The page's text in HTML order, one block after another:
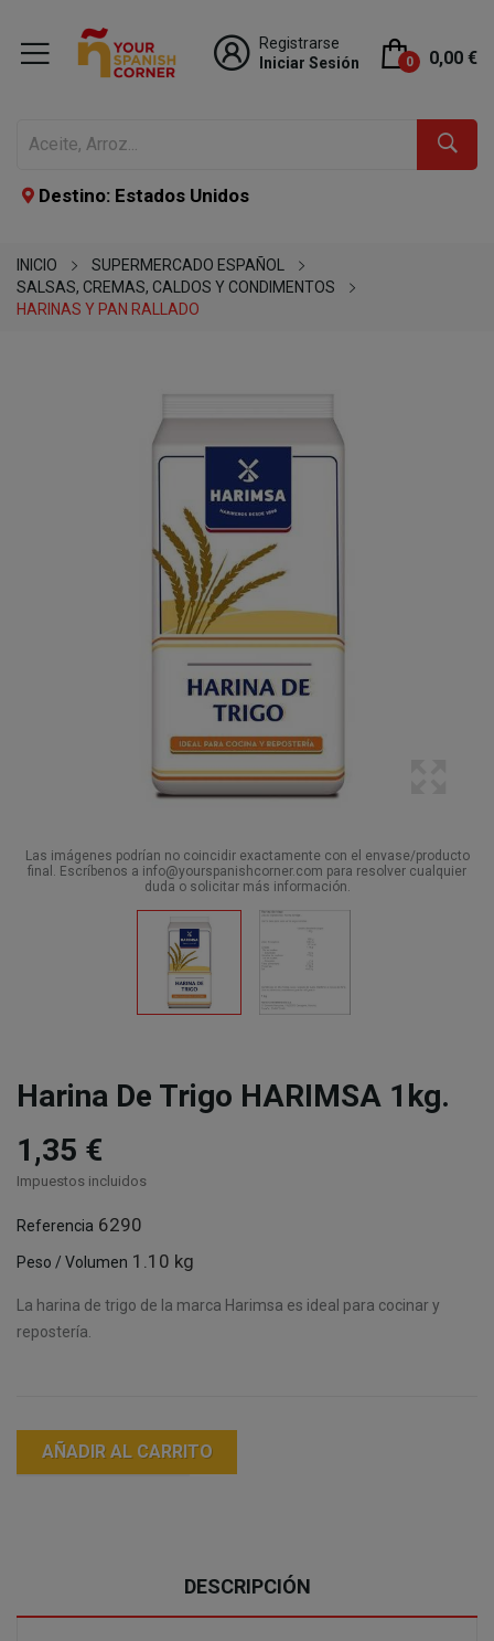
Registrarse
Iniciar Sesión
0 0,00 €
Destino: Estados Unidos
INICIO
SUPERMERCADO ESPAÑOL
SALSAS, CREMAS, CALDOS Y CONDIMENTOS
HARINAS Y PAN RALLADO
Las imágenes podrían no coincidir exactamente con el envase/producto
final. Escríbenos a info@yourspanishcorner.com para resolver cualquier
duda o solicitar más información.
Harina De Trigo HARIMSA 1kg.
1,35 €
Impuestos incluidos
Referencia 6290
Peso / Volumen 1.10 kg
La harina de trigo de la marca Harimsa es ideal para cocinar y
repostería.
AÑADIR AL CARRITO
DESCRIPCIÓN